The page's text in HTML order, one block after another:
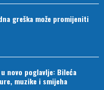
greška može promijeniti
novo poglavlje: Bileća
muzike i smijeha